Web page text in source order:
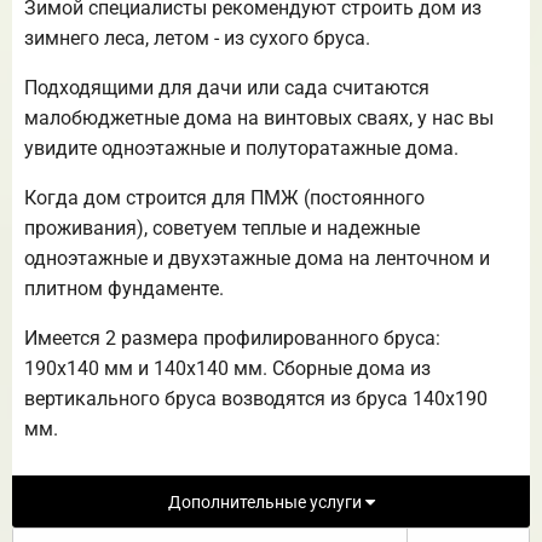
Зимой специалисты рекомендуют строить дом из
зимнего леса, летом - из сухого бруса.
Подходящими для дачи или сада считаются
малобюджетные дома на винтовых сваях, у нас вы
увидите одноэтажные и полуторатажные дома.
Когда дом строится для ПМЖ (постоянного
проживания), советуем теплые и надежные
одноэтажные и двухэтажные дома на ленточном и
плитном фундаменте.
Имеется 2 размера профилированного бруса:
190х140 мм и 140х140 мм. Сборные дома из
вертикального бруса возводятся из бруса 140х190
мм.
Дополнительные услуги